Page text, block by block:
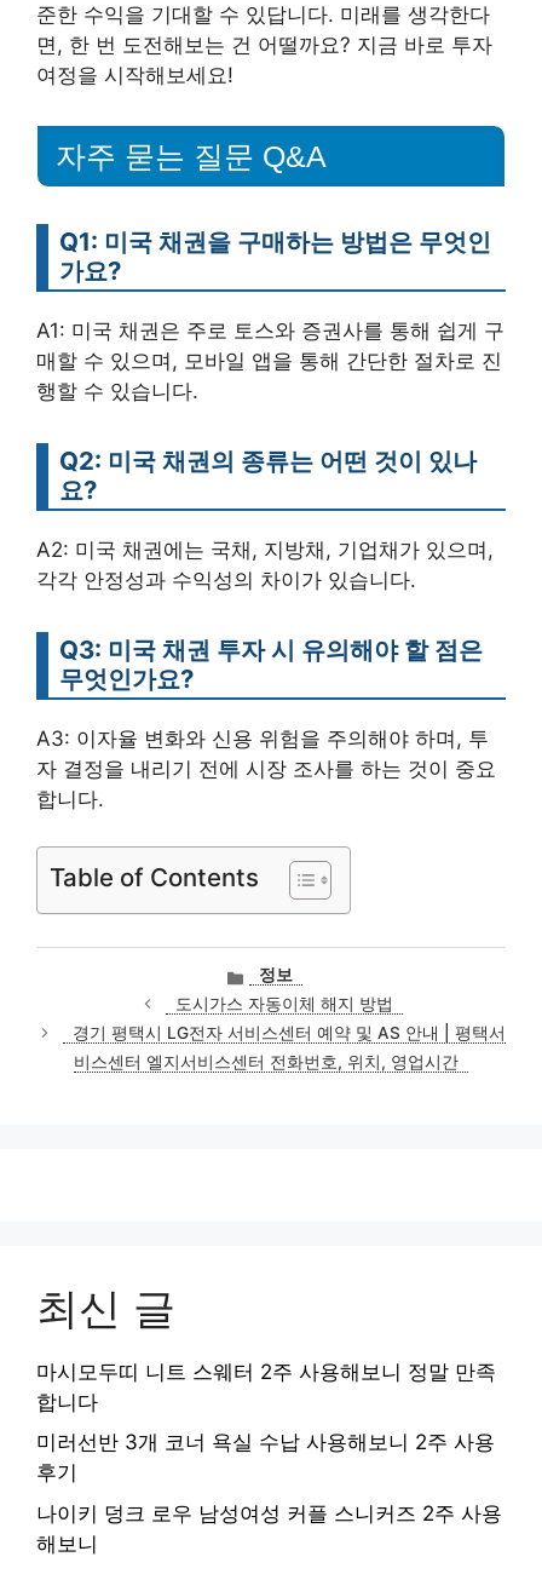
준한 수익을 기대할 수 있답니다. 미래를 생각한다
면, 한 번 도전해보는 건 어떨까요? 지금 바로 투자
여정을 시작해보세요!
자주 묻는 질문 Q&A
Q1: 미국 채권을 구매하는 방법은 무엇인
가요?
A1: 미국 채권은 주로 토스와 증권사를 통해 쉽게 구
매할 수 있으며, 모바일 앱을 통해 간단한 절차로 진
행할 수 있습니다.
Q2: 미국 채권의 종류는 어떤 것이 있나
요?
A2: 미국 채권에는 국채, 지방채, 기업채가 있으며,
각각 안정성과 수익성의 차이가 있습니다.
Q3: 미국 채권 투자 시 유의해야 할 점은
무엇인가요?
A3: 이자율 변화와 신용 위험을 주의해야 하며, 투
자 결정을 내리기 전에 시장 조사를 하는 것이 중요
합니다.
Table of Contents
카
테
고
리
정보
도시가스 자동이체 해지 방법
경기 평택시 LG전자 서비스센터 예약 및 AS 안내 | 평택서
비스센터 엘지서비스센터 전화번호, 위치, 영업시간
최신 글
마시모두띠 니트 스웨터 2주 사용해보니 정말 만족
합니다
미러선반 3개 코너 욕실 수납 사용해보니 2주 사용
후기
나이키 덩크 로우 남성여성 커플 스니커즈 2주 사용
해보니